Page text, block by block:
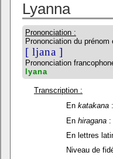
Lyanna
Prononciation :
Prononciation du
[ ljana ]
Prononciation
lyana
Transcription :
En katakana :
En hiragana :
En lettres
Niveau de